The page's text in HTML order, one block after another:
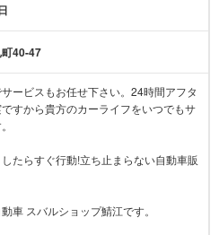
40-47
ービスもお任せ下さい。24時間アフタ
すから貴方のカーライフをいつでもサ
たらすぐ行動!立ち止まらない自動車販
車 スバルショップ鯖江です。